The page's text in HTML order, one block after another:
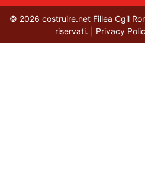
© 2026 costruire.net Fillea Cgil
riservati. | Privacy